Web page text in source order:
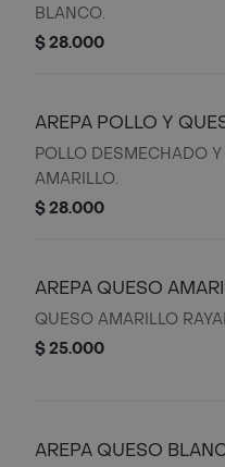
BLANCO.
$ 28.000
AREPA POLLO Y
AMARILLO
POLLO DESMECHADO
AMARILLO.
$ 28.000
AREPA QUESO
QUESO AMARILLO
$ 25.000
AREPA QUESO